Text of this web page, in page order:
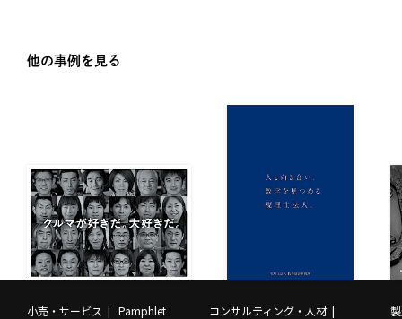
他の事例を見る
小売・サービス Pamphlet
コンサルティング・人材